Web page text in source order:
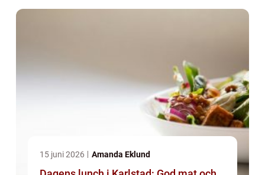
15 juni 2026 Amanda Eklund